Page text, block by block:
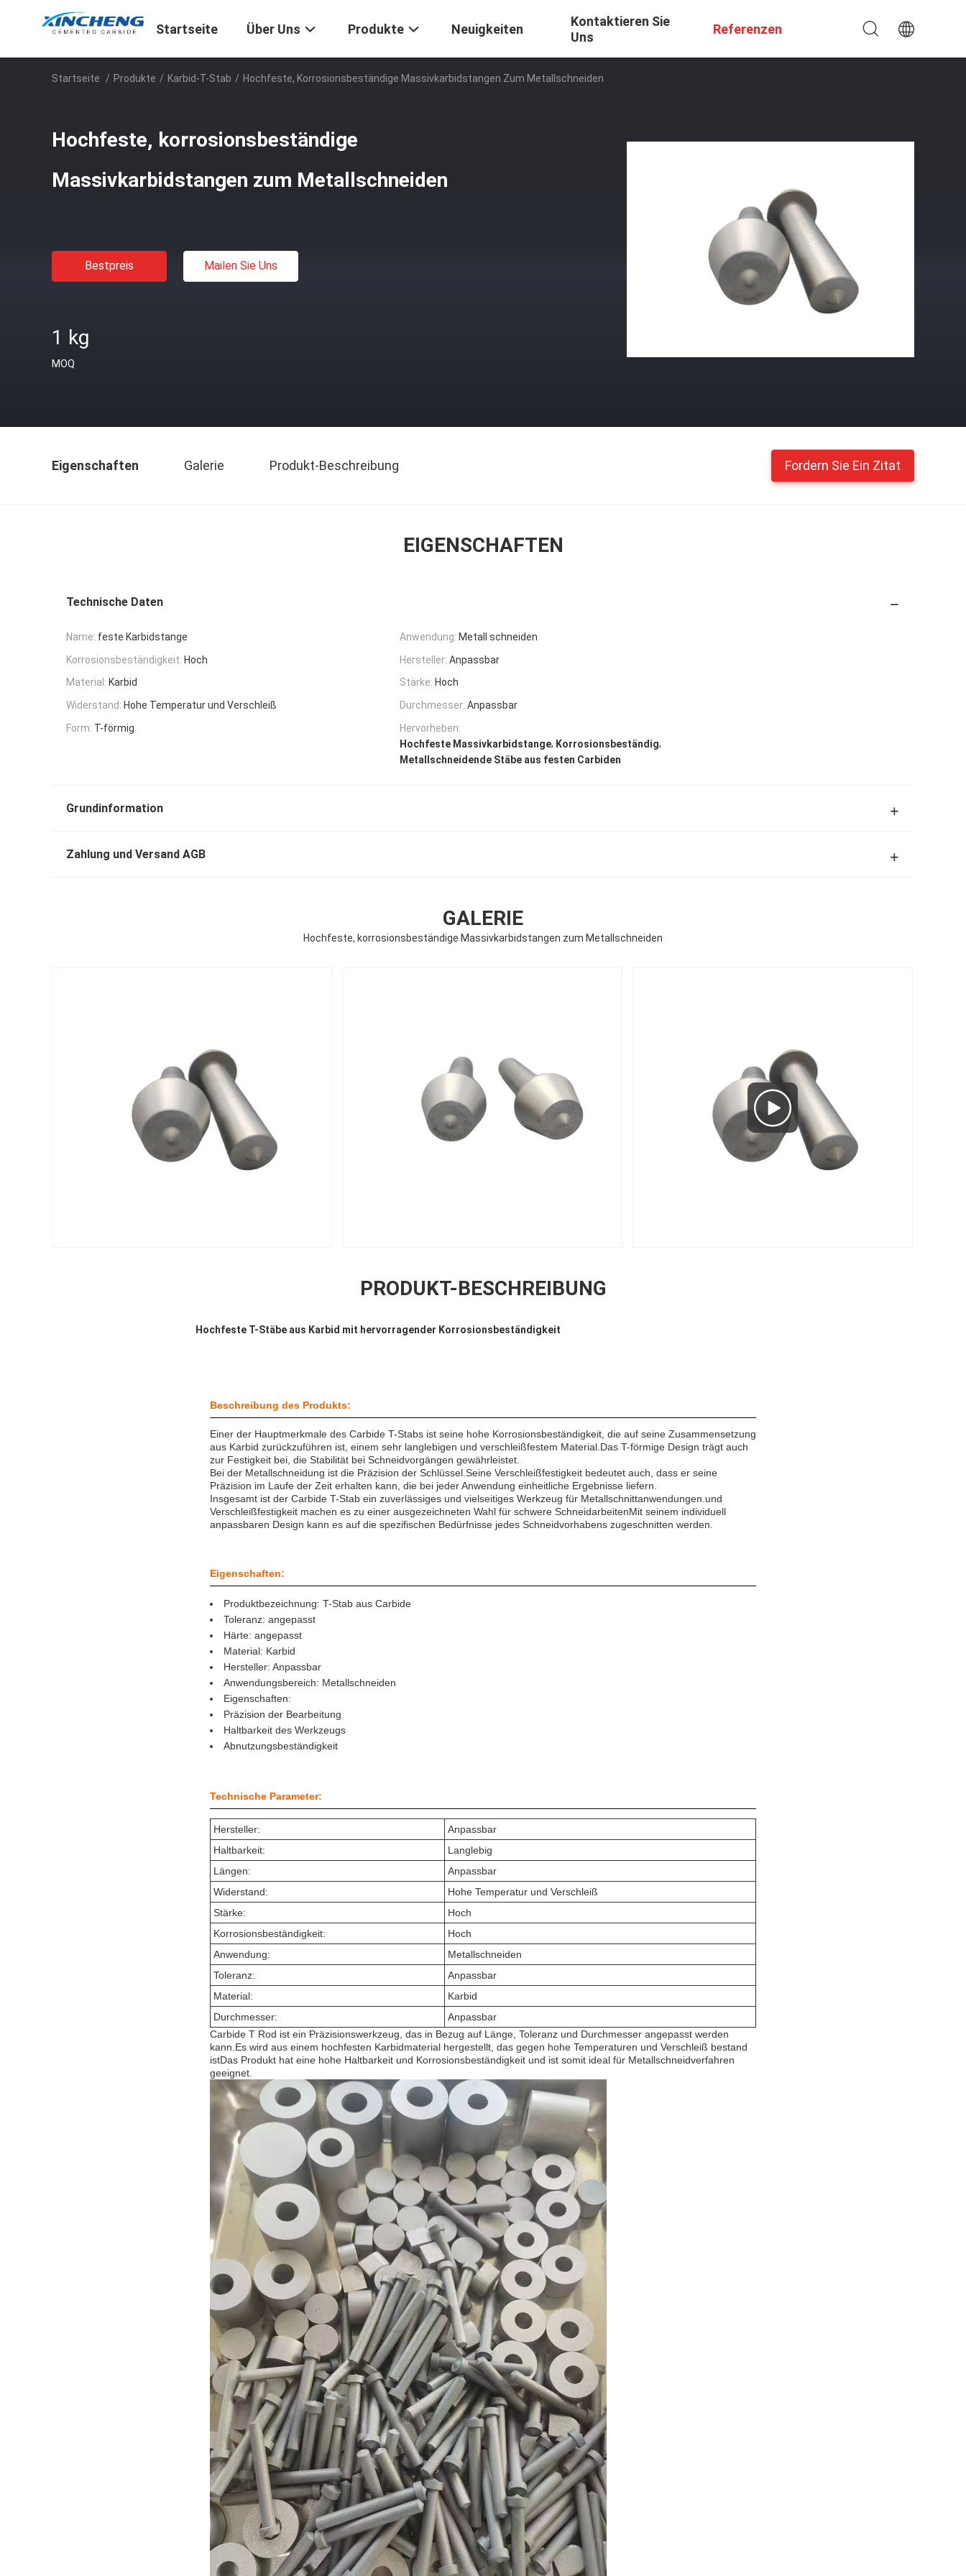
Startseite Über Uns Produkte Neuigkeiten
Kontaktieren Sie
Uns
Referenzen
Startseite / Produkte / Karbid-T-Stab / Hochfeste, Korrosionsbeständige Massivkarbidstangen Zum Metallschneiden
Hochfeste, korrosionsbeständige
Massivkarbidstangen zum Metallschneiden
Bestpreis Mailen Sie Uns
1 kg
MOQ
Eigenschaften Galerie Produkt-Beschreibung Fordern Sie Ein Zitat
EIGENSCHAFTEN
Technische Daten
Name: feste Karbidstange Anwendung: Metall schneiden
Korrosionsbeständigkeit: Hoch Hersteller: Anpassbar
Material: Karbid Stärke: Hoch
Widerstand: Hohe Temperatur und Verschleiß Durchmesser: Anpassbar
Form: T-förmig
Hervorheben:
Hochfeste Massivkarbidstange, Korrosionsbeständig,
Metallschneidende Stäbe aus festen Carbiden
Grundinformation
Zahlung und Versand AGB
GALERIE
Hochfeste, korrosionsbeständige Massivkarbidstangen zum Metallschneiden
PRODUKT-BESCHREIBUNG
Hochfeste T-Stäbe aus Karbid mit hervorragender Korrosionsbeständigkeit
Beschreibung des Produkts:
Einer der Hauptmerkmale des Carbide T-Stabs ist seine hohe Korrosionsbeständigkeit, die auf seine Zusammensetzung
aus Karbid zurückzuführen ist, einem sehr langlebigen und verschleißfestem Material.Das T-förmige Design trägt auch
zur Festigkeit bei, die Stabilität bei Schneidvorgängen gewährleistet.
Bei der Metallschneidung ist die Präzision der Schlüssel.Seine Verschleißfestigkeit bedeutet auch, dass er seine
Präzision im Laufe der Zeit erhalten kann, die bei jeder Anwendung einheitliche Ergebnisse liefern.
Insgesamt ist der Carbide T-Stab ein zuverlässiges und vielseitiges Werkzeug für Metallschnittanwendungen.und
Verschleißfestigkeit machen es zu einer ausgezeichneten Wahl für schwere SchneidarbeitenMit seinem individuell
anpassbaren Design kann es auf die spezifischen Bedürfnisse jedes Schneidvorhabens zugeschnitten werden.
Eigenschaften:
Produktbezeichnung: T-Stab aus Carbide
Toleranz: angepasst
Härte: angepasst
Material: Karbid
Hersteller: Anpassbar
Anwendungsbereich: Metallschneiden
Eigenschaften:
Präzision der Bearbeitung
Haltbarkeit des Werkzeugs
Abnutzungsbeständigkeit
Technische Parameter:
Hersteller:
Anpassbar
Haltbarkeit:
Langlebig
Längen:
Anpassbar
Widerstand:
Hohe Temperatur und Verschleiß
Stärke:
Hoch
Korrosionsbeständigkeit:
Hoch
Anwendung:
Metallschneiden
Toleranz:
Anpassbar
Material:
Karbid
Durchmesser:
Anpassbar
Carbide T Rod ist ein Präzisionswerkzeug, das in Bezug auf Länge, Toleranz und Durchmesser angepasst werden
kann.Es wird aus einem hochfesten Karbidmaterial hergestellt, das gegen hohe Temperaturen und Verschleiß bestand
istDas Produkt hat eine hohe Haltbarkeit und Korrosionsbeständigkeit und ist somit ideal für Metallschneidverfahren
geeignet.